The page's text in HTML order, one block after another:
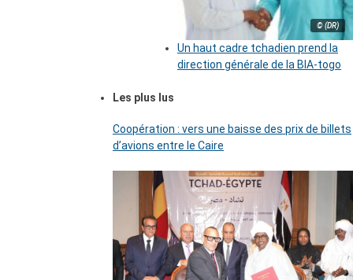
© (DR)
Un haut cadre tchadien prend la
direction générale de la BIA-togo
Les plus lus
Coopération : vers une baisse des prix de billets
d’avions entre le Caire